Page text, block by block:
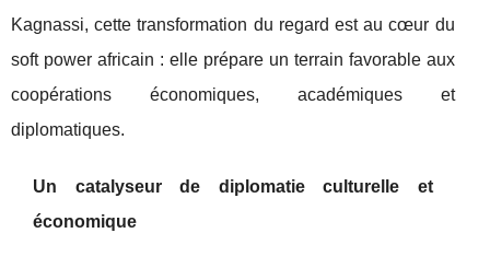
Kagnassi, cette transformation du regard est au cœur du
soft power africain : elle prépare un terrain favorable aux
coopérations économiques, académiques et
diplomatiques.
Un catalyseur de diplomatie culturelle et
économique